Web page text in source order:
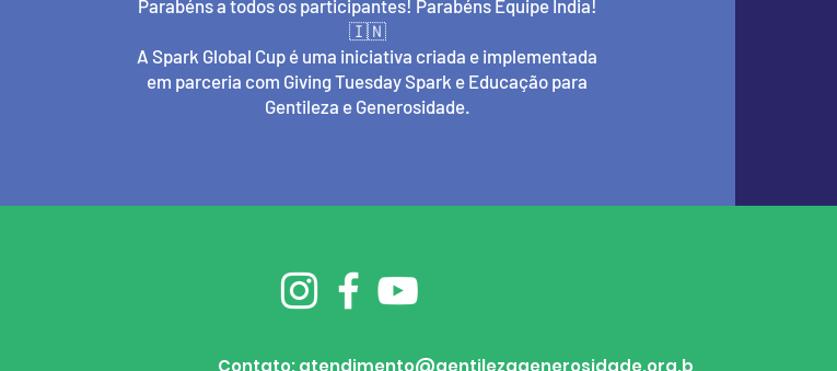
Parabéns a todos os participantes! Parabéns Equipe Índia!
🇮🇳
A Spark Global Cup é uma iniciativa criada e implementada
em parceria com Giving Tuesday Spark e Educação para
Gentileza e Generosidade.
Contato:atendimento@gentilezagenerosidade.org.b